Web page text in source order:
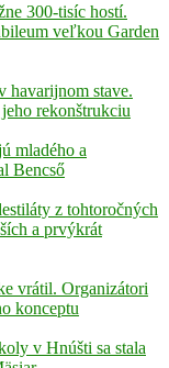
300-tisíc hostí.
veľkou Garden
havarijnom stave.
rekonštrukciu
mladého a
Bencső
z tohtoročných
a prvýkrát
vrátil. Organizátori
konceptu
v Hnúšti sa stala